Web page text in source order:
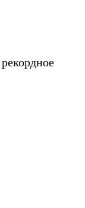
рекордное